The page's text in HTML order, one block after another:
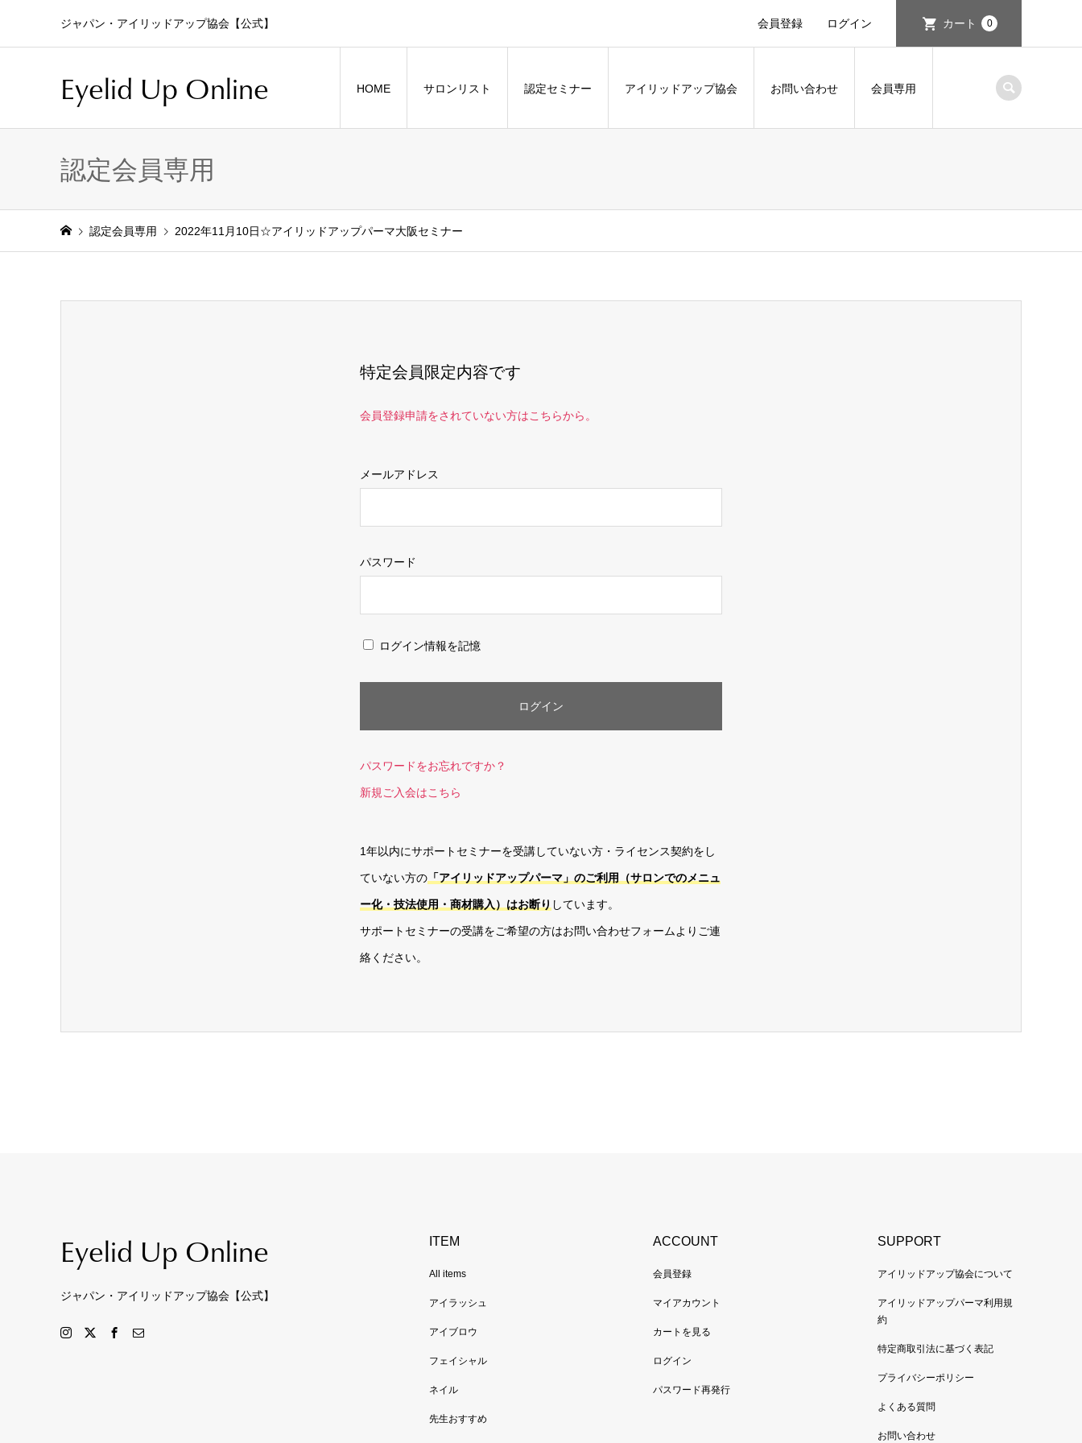
ジャパン・アイリッドアップ協会【公式】 会員登録 ログイン カート 0
Eyelid Up Online HOME サロンリスト 認定セミナー アイリッドアップ協会 お問い合わせ 会員専用
認定会員専用
認定会員専用 2022年11月10日☆アイリッドアップパーマ大阪セミナー
特定会員限定内容です
会員登録申請をされていない方はこちらから。
メールアドレス
パスワード
ログイン情報を記憶
パスワードをお忘れですか？
新規ご入会はこちら
1年以内にサポートセミナーを受講していない方・ライセンス契約をし
ていない方の 「アイリッドアップパーマ」のご利用（サロンでのメニュ
ー化・技法使用・商材購入）はお断り しています。
サポートセミナーの受講をご希望の方はお問い合わせフォームよりご連
絡ください。
Eyelid Up Online
ジャパン・アイリッドアップ協会【公式】
ITEM
All items
アイラッシュ
アイブロウ
フェイシャル
ネイル
先生おすすめ
ACCOUNT
会員登録
マイアカウント
カートを見る
ログイン
パスワード再発行
SUPPORT
アイリッドアップ協会について
アイリッドアップパーマ利用規
約
特定商取引法に基づく表記
プライバシーポリシー
よくある質問
お問い合わせ